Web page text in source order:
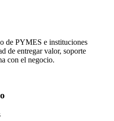
de PYMES e instituciones
de entregar valor, soporte
con el negocio.